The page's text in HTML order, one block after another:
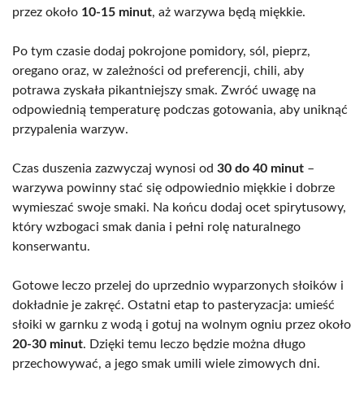
przez około 10-15 minut, aż warzywa będą miękkie.
Po tym czasie dodaj pokrojone pomidory, sól, pieprz,
oregano oraz, w zależności od preferencji, chili, aby
potrawa zyskała pikantniejszy smak. Zwróć uwagę na
odpowiednią temperaturę podczas gotowania, aby uniknąć
przypalenia warzyw.
Czas duszenia zazwyczaj wynosi od 30 do 40 minut –
warzywa powinny stać się odpowiednio miękkie i dobrze
wymieszać swoje smaki. Na końcu dodaj ocet spirytusowy,
który wzbogaci smak dania i pełni rolę naturalnego
konserwantu.
Gotowe leczo przelej do uprzednio wyparzonych słoików i
dokładnie je zakręć. Ostatni etap to pasteryzacja: umieść
słoiki w garnku z wodą i gotuj na wolnym ogniu przez około
20-30 minut. Dzięki temu leczo będzie można długo
przechowywać, a jego smak umili wiele zimowych dni.